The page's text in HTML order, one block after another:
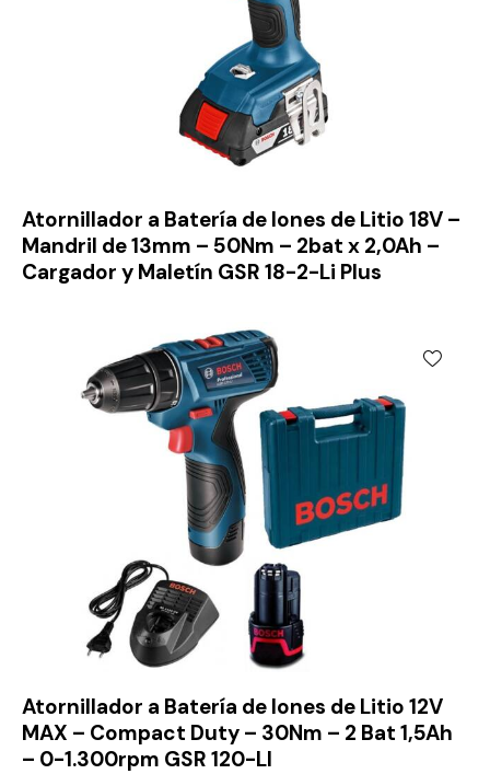
Atornillador a Batería de Iones de Litio 18V –
Mandril de 13mm – 50Nm – 2bat x 2,0Ah –
Cargador y Maletín GSR 18-2-Li Plus
Atornillador a Batería de Iones de Litio 12V
MAX – Compact Duty – 30Nm – 2 Bat 1,5Ah
– 0-1.300rpm GSR 120-LI